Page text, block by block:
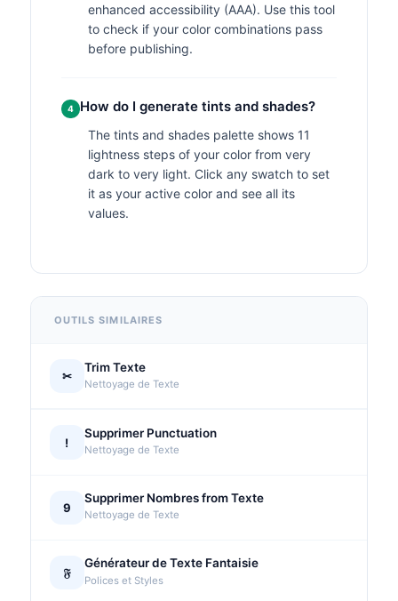
enhanced accessibility (AAA). Use this tool
to check if your color combinations pass
before publishing.
4 How do I generate tints and shades?
The tints and shades palette shows 11
lightness steps of your color from very
dark to very light. Click any swatch to set
it as your active color and see all its
values.
OUTILS SIMILAIRES
✂
Trim Texte
Nettoyage de Texte
!
Supprimer Punctuation
Nettoyage de Texte
9
Supprimer Nombres from Texte
Nettoyage de Texte
𝔉
Générateur de Texte Fantaisie
Polices et Styles